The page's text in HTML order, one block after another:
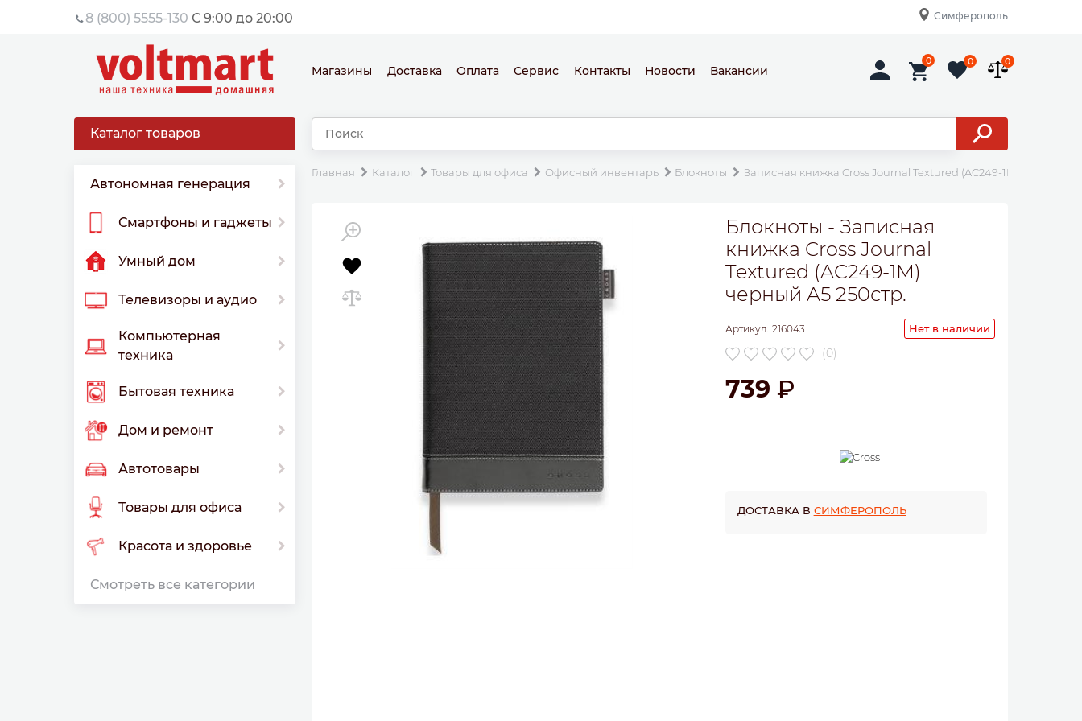
8 (800) 5555-130 С 9:00 до 20:00 Симферополь
Магазины Доставка Оплата Сервис Контакты Новости Вакансии
0 0 0
Каталог товаров
Автономная генерация
Смартфоны и гаджеты
Умный дом
Телевизоры и аудио
Компьютерная
техника
Бытовая техника
Дом и ремонт
Автотовары
Товары для офиса
Красота и здоровье
Смотреть все категории
Главная Каталог Товары для офиса Офисный инвентарь Блокноты Записная книжка Cross Journal Textured (AC249-1M) черный A5
Блокноты - Записная
книжка Cross Journal
Textured (AC249-1M)
черный A5 250стр.
Артикул: 216043 Нет в наличии
(0)
739
ДОСТАВКА В СИМФЕРОПОЛЬ